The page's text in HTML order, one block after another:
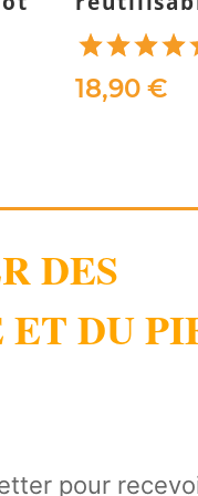
18,90 €
DES
DU
pour